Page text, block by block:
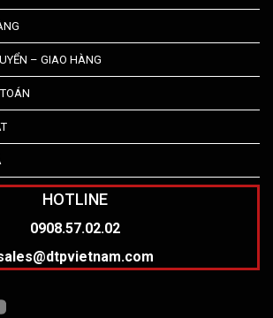
– GIAO HÀNG
HOTLINE
0908.57.02.02